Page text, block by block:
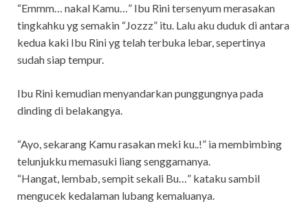
“Emmm… nakal Kamu…” Ibu Rini tersenyum merasakan
tingkahku yg semakin “Jozzz” itu. Lalu aku duduk di antara
kedua kaki Ibu Rini yg telah terbuka lebar, sepertinya
sudah siap tempur.
Ibu Rini kemudian menyandarkan punggungnya pada
dinding di belakangya.
“Ayo, sekarang Kamu rasakan meki ku..!” ia membimbing
telunjukku memasuki liang senggamanya.
“Hangat, lembab, sempit sekali Bu…” kataku sambil
mengucek kedalaman lubang kemaluanya.